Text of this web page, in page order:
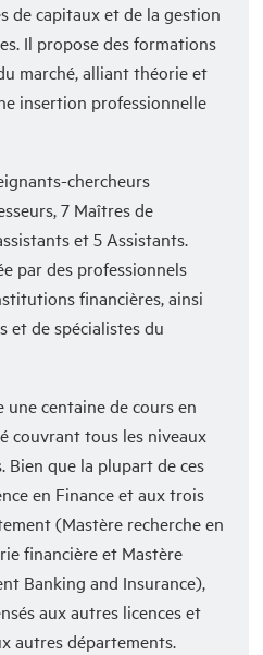
de capitaux et de la gestion
Il propose des formations
marché, alliant théorie et
insertion professionnelle
chercheurs
7 Maîtres de
et 5 Assistants.
par des professionnels
financières, ainsi
et de spécialistes du
centaine de cours en
couvrant tous les niveaux
Bien que la plupart de ces
en Finance et aux trois
(Mastère recherche en
financière et Mastère
Banking and Insurance),
aux autres licences et
autres départements.